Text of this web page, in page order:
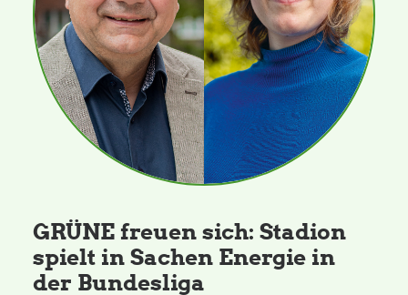
GRÜNE freuen sich: Stadion
spielt in Sachen Energie in
der Bundesliga